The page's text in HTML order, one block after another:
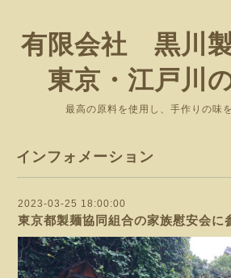
有限会社 黒川
東京・江戸川
最高の原料を使用し、手作りの味
インフォメーション
2023-03-25 18:00:00
東京都製麺協同組合の家族慰安会に